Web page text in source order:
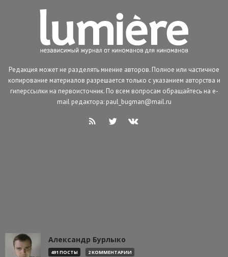
Редакция может не разделять мнение авторов. Полное или частичное
копирование материалов разрешается только с указанием авторства и
гиперссылки на первоисточник. По всем вопросам обращайтесь на e-
mail редактора: paul_bugman@mail.ru
Александр Бурлыко
491 ПОСТЫ 2 КОММЕНТАРИИ